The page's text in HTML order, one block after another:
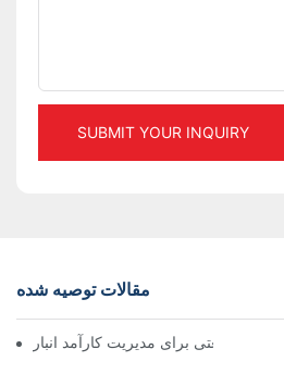
SUBMIT YOUR INQUIRY
مقالات توصیه شده
بندی صنعتی برای مدیریت کارآمد انبار